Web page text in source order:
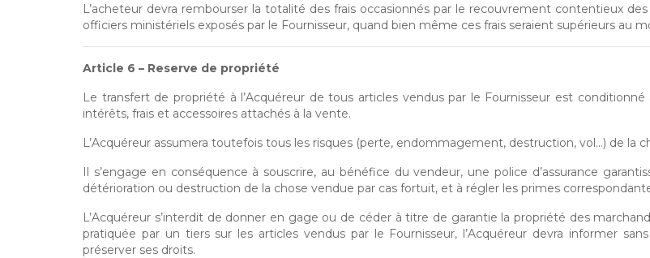
L’acheteur devra rembourser la totalité des frais occasionnés par le recouvrement contentieux
officiers ministériels exposés par le Fournisseur, quand bien même ces frais seraient supérieurs au
Article 6 – Reserve de propriété
Le transfert de propriété à l’Acquéreur de tous articles vendus par le Fournisseur est
intérêts, frais et accessoires attachés à la vente.
L’Acquéreur assumera toutefois tous les risques (perte, endommagement, destruction, vol…) de la
Il s’engage en conséquence à souscrire, au bénéfice du vendeur, une police d’assurance
détérioration ou destruction de la chose vendue par cas fortuit, et à régler les primes
L’Acquéreur s’interdit de donner en gage ou de céder à titre de garantie la propriété des
pratiquée par un tiers sur les articles vendus par le Fournisseur, l’Acquéreur devra informer
préserver ses droits.